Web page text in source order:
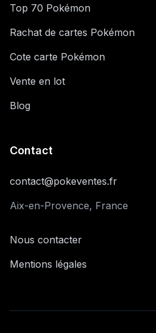
Top 70 Pokémon
Rachat de cartes Pokémon
Cote carte Pokémon
Vente en lot
Blog
Contact
contact@pokeventes.fr
Aix-en-Provence, France
Nous contacter
Mentions légales